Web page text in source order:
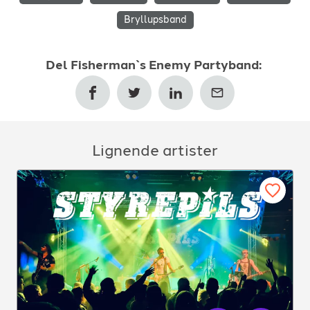
Bryllupsband
Del Fisherman`s Enemy Partyband:
Lignende artister